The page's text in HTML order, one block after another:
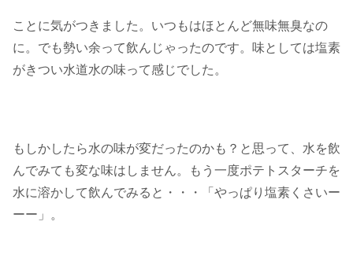
ことに気がつきました。いつもはほとんど無味無臭なの
に。でも勢い余って飲んじゃったのです。味としては塩素
がきつい水道水の味って感じでした。
もしかしたら水の味が変だったのかも？と思って、水を飲
んでみても変な味はしません。もう一度ポテトスターチを
水に溶かして飲んでみると・・・「やっぱり塩素くさいー
ーー」。